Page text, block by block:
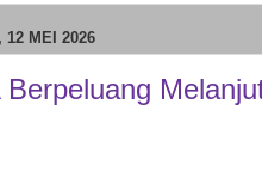
12 MEI 2026
Berpeluang